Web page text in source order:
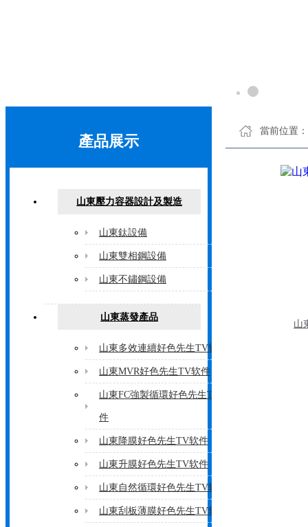
產品展示
山東壓力容器設計及製造
山東鈦設備
山東雙相鋼設備
山東不鏽鋼設備
山東蒸發產品
山東多效連續好色先生TV软件
山東MVR好色先生TV软件
山東FC強製循環好色先生TV软
件
山東降膜好色先生TV软件
山東升膜好色先生TV软件
山東自然循環好色先生TV软件
山東刮板薄膜好色先生TV软件
當前位置：
山